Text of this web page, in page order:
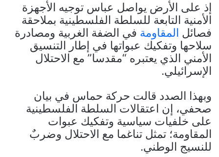
إذ على الأرض يواصل عباس توجيه الأجهزة
الأمنية التابعة للسلطة الفلسطينية بملاحقة
فصائل المقاومة في الضفة الغربية ومصادرة
سلاحها وتفكيك عبواتها في إطار التنسيق
الأمني الذي يعتبره “مقدسا” مع الاحتلال
الإسرائيلي.
وبهذا الصدد قالت حركة حماس في بيان
صحفي، إن اعتقالات السلطة الفلسطينية
على خلفيات سياسية وتفكيك عبوات
المقاومة؛ تمثل تناغما مع الاحتلال وضربٌ
للنسيج الوطني.